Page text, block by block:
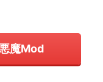
魔Mod